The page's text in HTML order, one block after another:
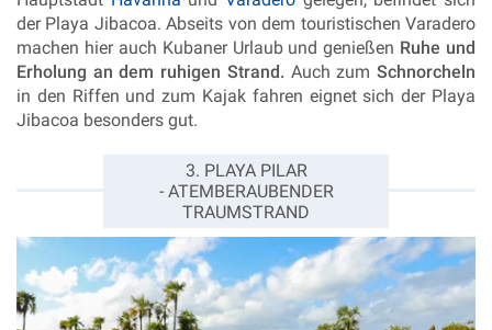
der Playa Jibacoa. Abseits von dem touristischen Varadero
machen hier auch Kubaner Urlaub und genießen Ruhe und
Erholung an dem ruhigen Strand. Auch zumSchnorcheln
in den Riffen und zum Kajak fahren eignet sich der Playa
Jibacoa besonders gut.
3. PLAYA PILAR
- ATEMBERAUBENDER
TRAUMSTRAND